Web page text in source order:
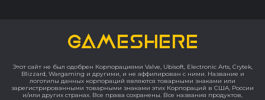
GAMESHERE
Этот сайт не был одобрен Корпорациями Valve, Ubisoft, Electronic Arts, Crytek,
Blizzard, Wargaming и другими, и не аффилирован с ними. Название и
логотипы данных корпораций являются товарными знаками или
зарегистрированными товарными знаками этих Корпораций в США, России
и/или других странах. Все права сохранены. Все названия продуктов,